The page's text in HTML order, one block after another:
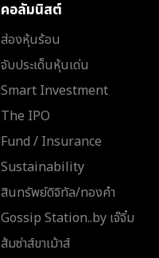
คอลัมนิสต์
ส่องหุ้นร้อน
จับประเด็นหุ้นเด่น
Smart Investment
The IPO
Fund / Insurance
Sustainability
สินทรัพย์ดิจิทัล/ทองคำ
Gossip Station..by เจ๊จิ๋ม
ส้มซ่าส์ขาเม้าส์